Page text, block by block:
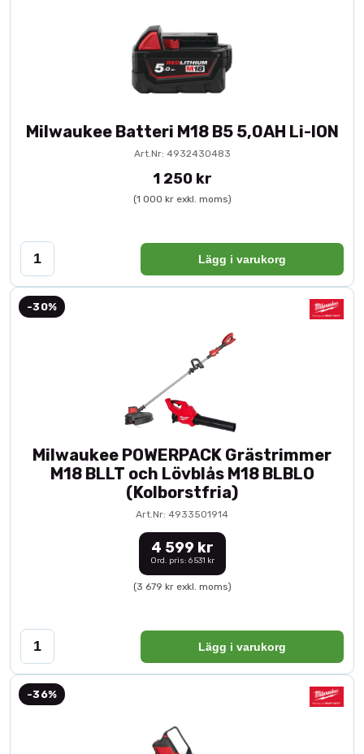
Milwaukee Batteri M18 B5 5,0AH Li-ION
Art.Nr: 4932430483
1 250 kr
(1 000 kr exkl. moms)
Lägg i varukorg
-30%
Milwaukee POWERPACK Grästrimmer
M18 BLLT och Lövblås M18 BLBLO
(Kolborstfria)
Art.Nr: 4933501914
4 599 kr
Ord. pris: 6 531 kr
(3 679 kr exkl. moms)
Lägg i varukorg
-36%